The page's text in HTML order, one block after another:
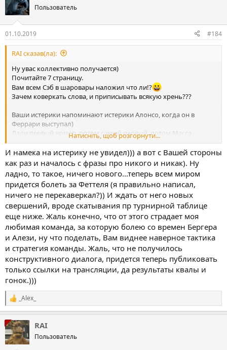
Пользователь
01.10.2019 #184
RAI сказав(ла):
Ну увас коллективно получается)
Почитайте 7 страницу.
Вам всем Сэб в шаровары наложил что ли!?
Зачем коверкать слова, и приписывать всякую хрень???
Ваши истерики напоминают истерики Алонсо, когда он в
Феррари выступал)
Дали первый номер, потом самый первый, потом Масса
должен ехать перед ним тучи разгонять, десять кляуз по ходу
гонке всему пелетону....
Натисніть, щоб розгорнути...
И намека на истерику не увидел))) а вот с Вашей стороны
как раз и началось с фразы про никого и никак). Ну
ладно, то такое, ничего нового...теперь всем миром
придется болеть за Феттеля (я правильно написал,
ничего не перекаверкал?)) И ждать от него новых
свершений, вроде скатывания пр турнирной таблице
еще ниже. Жаль конечно, что от этого страдает моя
любимая команда, за которую болею со времен Бергера
и Алези, ну что поделать, Вам виднее наверное тактика
и стратегия команды. Жаль, что не получилось
конструктивного диалога, придется теперь публиковать
только ссылки на трансляции, да результаты квалы и
гонок.)))
Р
е
а
к
ц
і
_Alex_
RAI
Пользователь